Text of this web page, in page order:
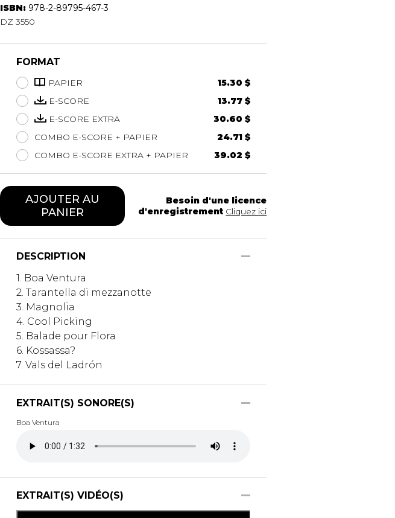
Hautbois
Luth
Percussion
Piano
Saxophone
Trompette
Tuba
Ukulélé
Voix
ISBN: 978-2-89795-467-3
DZ 3550
FORMAT
PAPIER
15.30 $
E-SCORE
13.77 $
E-SCORE EXTRA
30.60 $
COMBO E-SCORE + PAPIER
24.71 $
COMBO E-SCORE EXTRA + PAPIER
39.02 $
AJOUTER AU
PANIER
Besoin d'une licence
d'enregistrement Cliquez ici
DESCRIPTION
1. Boa Ventura
2. Tarantella di mezzanotte
3. Magnolia
4. Cool Picking
5. Balade pour Flora
6. Kossassa?
7. Vals del Ladrón
EXTRAIT(S) SONORE(S)
Boa Ventura
EXTRAIT(S) VIDÉO(S)